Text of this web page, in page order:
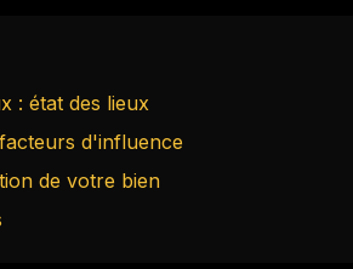
: état des lieux
d'influence
de votre bien